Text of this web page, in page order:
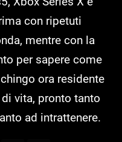
con ripetuti
mentre con la
per sapere come
ora residente
vita, pronto tanto
ad intrattenere.